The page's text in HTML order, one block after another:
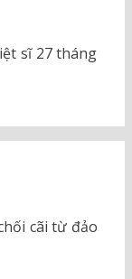
sĩ 27 tháng
cãi từ đảo